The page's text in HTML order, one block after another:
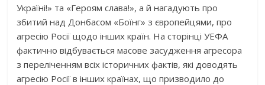
Україні!» та «Героям слава!», а й нагадують про
збитий над Донбасом «Боїнг» з європейцями, про
агресію Росії щодо інших країн. На сторінці УЕФА
фактично відбувається масове засудження агресора
з переліченням всіх історичних фактів, які доводять
агресію Росії в інших країнах, що призводило до